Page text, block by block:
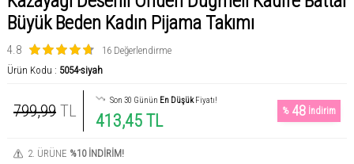
Büyük Beden Kadın Pijama Takımı
4.8
16 Değerlendirme
Ürün Kodu : 5054-siyah
799,99 TL
Son 30 Günün En DüşükFiyatı!
413,45 TL %48 İndirim
2. ÜRÜNE %10 İNDİRİM!